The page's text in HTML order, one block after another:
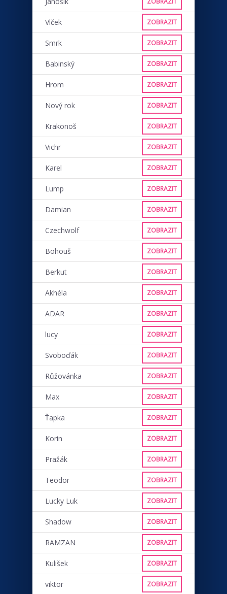
Vlček ZOBRAZIT
Smrk ZOBRAZIT
Babinský ZOBRAZIT
Hrom ZOBRAZIT
Nový rok ZOBRAZIT
Krakonoš ZOBRAZIT
Vichr ZOBRAZIT
Karel ZOBRAZIT
Lump ZOBRAZIT
Damian ZOBRAZIT
Czechwolf ZOBRAZIT
Bohouš ZOBRAZIT
Berkut ZOBRAZIT
Akhéla ZOBRAZIT
ADAR ZOBRAZIT
lucy ZOBRAZIT
Svoboďák ZOBRAZIT
Růžovánka ZOBRAZIT
Max ZOBRAZIT
Ťapka ZOBRAZIT
Korin ZOBRAZIT
Pražák ZOBRAZIT
Teodor ZOBRAZIT
Lucky Luk ZOBRAZIT
Shadow ZOBRAZIT
RAMZAN ZOBRAZIT
Kulišek ZOBRAZIT
viktor ZOBRAZIT